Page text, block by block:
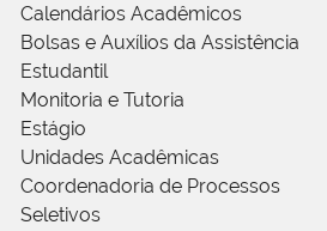
Calendários Acadêmicos
Bolsas e Auxílios da Assistência
Estudantil
Monitoria e Tutoria
Estágio
Unidades Acadêmicas
Coordenadoria de Processos
Seletivos